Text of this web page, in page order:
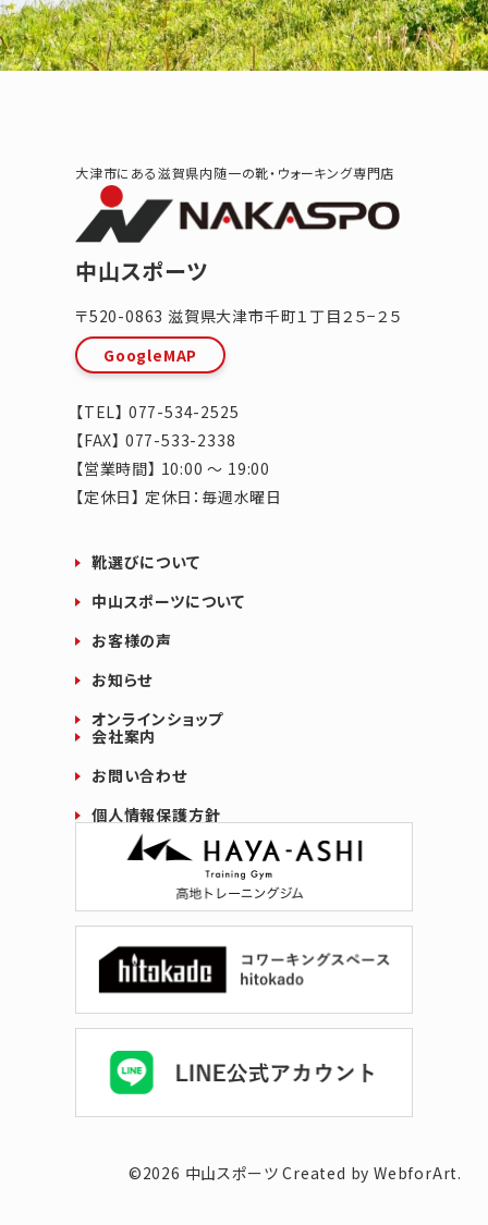
大津市にある滋賀県内随一の靴・ウォーキング専門店
中山スポーツ
〒520-0863 滋賀県大津市千町１丁目２５−２５
GoogleMAP
【TEL】 077-534-2525
【FAX】 077-533-2338
【営業時間】 10:00 ～ 19:00
【定休日】 定休日：毎週水曜日
靴選びについて
中山スポーツについて
お客様の声
お知らせ
オンラインショップ
会社案内
お問い合わせ
個人情報保護方針
©2026 中山スポーツ Created by WebforArt.